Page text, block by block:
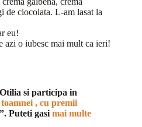
de ciocolata. L-am lasat la
eu!
azi o iubesc mai mult ca ieri!
si participa in
, cu premii
”. Puteti gasi mai multe